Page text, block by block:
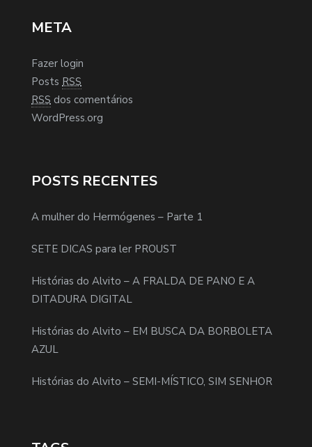
META
Fazer login
Posts RSS
RSS dos comentários
WordPress.org
POSTS RECENTES
A mulher do Hermógenes – Parte 1
SETE DICAS para ler PROUST
Histórias do Alvito – A FRALDA DE PANO E A
DITADURA DIGITAL
Histórias do Alvito – EM BUSCA DA BORBOLETA
AZUL
Histórias do Alvito – SEMI-MÍSTICO, SIM SENHOR